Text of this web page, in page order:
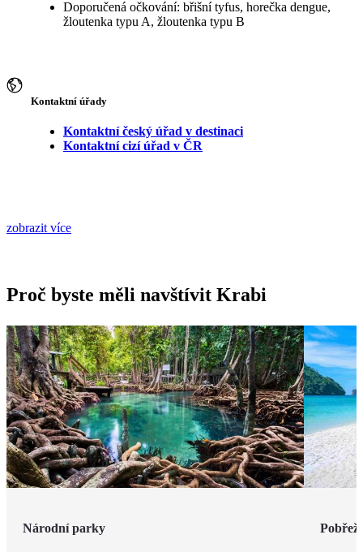
Doporučená očkování: břišní tyfus, horečka dengue,
žloutenka typu A, žloutenka typu B
Kontaktní úřady
Kontaktní český úřad v destinaci
Kontaktní cizí úřad v ČR
zobrazit více
Proč byste měli navštívit Krabi
Národní parky Pobřeží